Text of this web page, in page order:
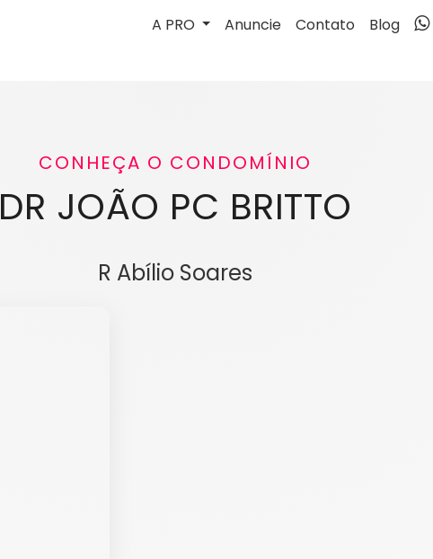
A PRO Anuncie Contato Blog
CONHEÇA O CONDOMÍNIO
DR JOÃO PC BRITTO
R Abílio Soares